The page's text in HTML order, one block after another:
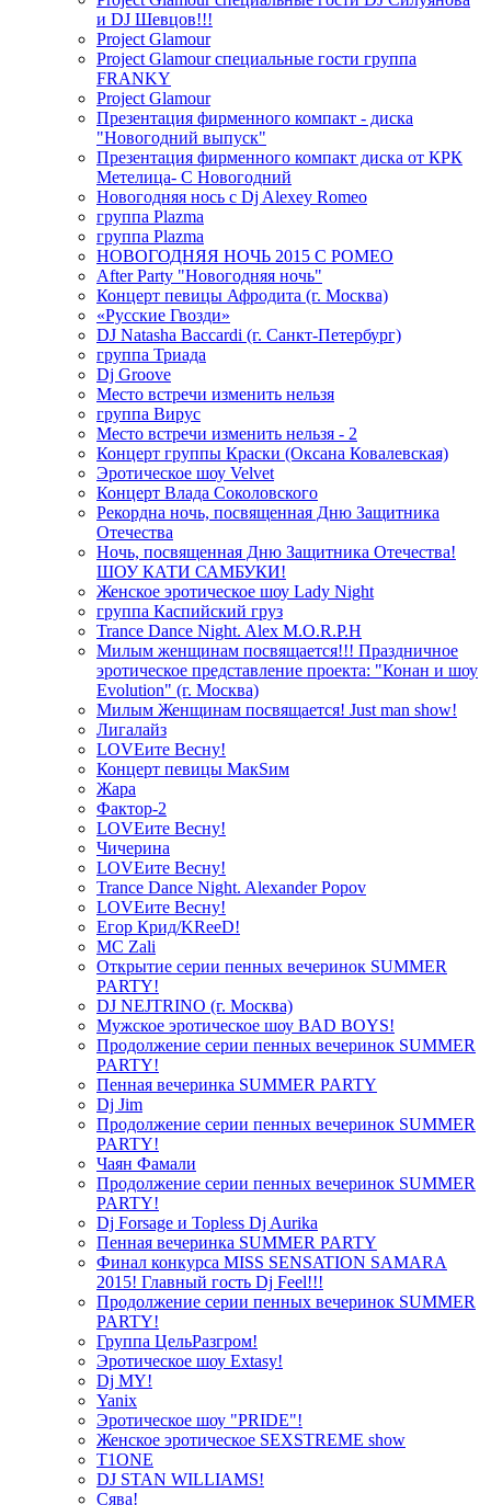
и DJ Шевцов!!!
Project Glamour
Project Glamour специальные гости группа
FRANKY
Project Glamour
Презентация фирменного компакт - диска
"Новогодний выпуск"
Презентация фирменного компакт диска от КРК
Метелица- С Новогодний
Новогодняя нось с Dj Alexey Romeo
группа Plazma
группа Plazma
НОВОГОДНЯЯ НОЧЬ 2015 C РОМЕО
After Party "Новогодняя ночь"
Концерт певицы Афродита (г. Москва)
«Русские Гвозди»
DJ Natasha Baccardi (г. Санкт-Петербург)
группа Триада
Dj Groove
Место встречи изменить нельзя
группа Вирус
Место встречи изменить нельзя - 2
Концерт группы Краски (Оксана Ковалевская)
Эротическое шоу Velvet
Концерт Влада Соколовского
Рекордна ночь, посвященная Дню Защитника
Отечества
Ночь, посвященная Дню Защитника Отечества!
ШОУ КАТИ САМБУКИ!
Женское эротическое шоу Lady Night
группа Каспийский груз
Trance Dance Night. Alex M.O.R.P.H
Милым женщинам посвящается!!! Праздничное
эротическое представление проекта: "Конан и шоу
Evolution" (г. Москва)
Милым Женщинам посвящается! Just man show!
Лигалайз
LOVEите Весну!
Концерт певицы МакSим
Жара
Фактор-2
LOVEите Весну!
Чичерина
LOVEите Весну!
Trance Dance Night. Alexander Popov
LOVEите Весну!
Егор Крид/KReeD!
MC Zali
Открытие серии пенных вечеринок SUMMER
PARTY!
DJ NEJTRINO (г. Москва)
Мужское эротическое шоу BAD BOYS!
Продолжение серии пенных вечеринок SUMMER
PARTY!
Пенная вечеринка SUMMER PARTY
Dj Jim
Продолжение серии пенных вечеринок SUMMER
PARTY!
Чаян Фамали
Продолжение серии пенных вечеринок SUMMER
PARTY!
Dj Forsage и Topless Dj Aurika
Пенная вечеринка SUMMER PARTY
Финал конкурса MISS SENSATION SAMARA
2015! Главный гость Dj Feel!!!
Продолжение серии пенных вечеринок SUMMER
PARTY!
Группа ЦельРазгром!
Эротическое шоу Extasy!
Dj MY!
Yanix
Эротическое шоу "PRIDE"!
Женское эротическое SEXSTREME show
T1ONE
DJ STAN WILLIAMS!
Сява!